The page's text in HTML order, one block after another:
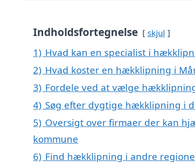
Indholdsfortegnelse skjul
1) Hvad kan en specialist i
2) Hvad koster en hækklipning i
3) Fordele ved at vælge
4) Søg efter dygtige hækklipning i
5) Oversigt over firmaer der kan
kommune
6) Find hækklipning i andre